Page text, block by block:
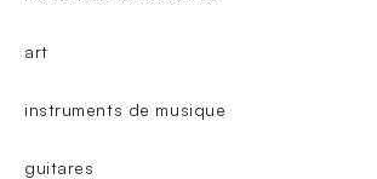
art
instruments de musique
guitares